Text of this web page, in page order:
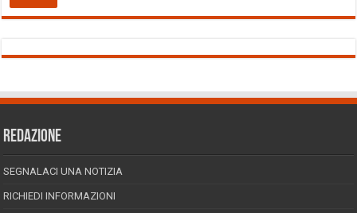
REDAZIONE
SEGNALACI UNA NOTIZIA
RICHIEDI INFORMAZIONI